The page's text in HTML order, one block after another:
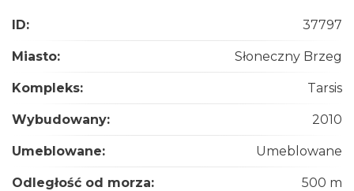
ID: 37797
Miasto: Słoneczny Brzeg
Kompleks: Tarsis
Wybudowany: 2010
Umeblowane: Umeblowane
Odległość od morza: 500 m